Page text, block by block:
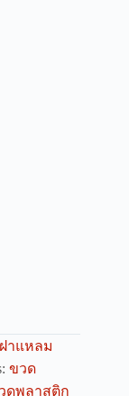
าแหลม
ขวด
ดพลาสติก